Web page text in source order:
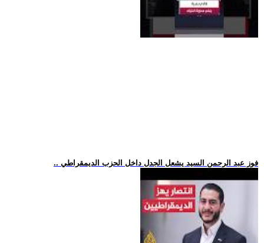
.. فوز عبد الرحمن السيد يشعل الجدل داخل الحزب الديمقراطي